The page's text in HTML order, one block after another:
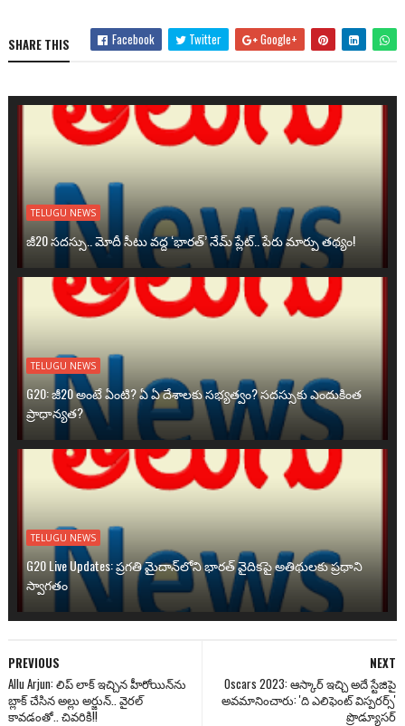
SHARE THIS Facebook Twitter Google+
TELUGU NEWS
జీ20 సదస్సు.. మోదీ సీటు వద్ద ‘భారత్’ నేమ్ ప్లేట్‌.. పేరు మార్పు తథ్యం!
TELUGU NEWS
G20: జీ20 అంటే ఏంటి? ఏ ఏ దేశాలకు సభ్యత్వం? సదస్సుకు ఎందుకింత
ప్రాధాన్యత?
TELUGU NEWS
G20 Live Updates: ప్రగతి మైదాన్‌లోని భారత్ వైదికపై అతిథులకు ప్రధాని
స్వాగతం
NEXT
Oscars 2023: ఆస్కార్ ఇచ్చి అదే స్టేజిపై
అవమానించారు: 'ది ఎలిఫెంట్ విస్పరర్స్'
ప్రొడ్యూసర్
PREVIOUS
Allu Arjun: లిప్ లాక్ ఇచ్చిన హీరోయిన్‌ను
బ్లాక్ చేసిన అల్లు అర్జున్.. వైరల్
కావడంతో.. చివరికి!!